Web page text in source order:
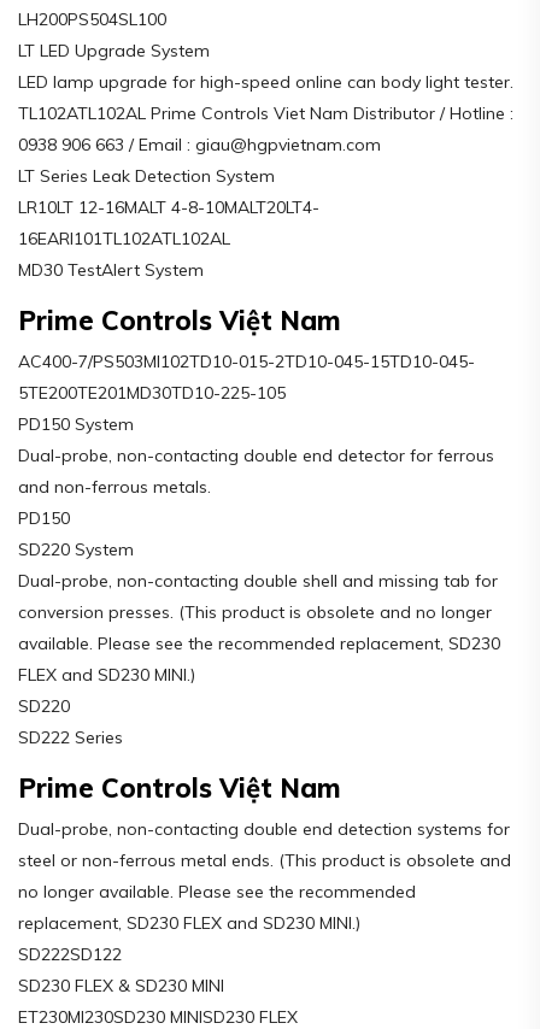
LH200PS504SL100
LT LED Upgrade System
LED lamp upgrade for high-speed online can body light tester.
TL102ATL102AL Prime Controls Viet Nam Distributor / Hotline :
0938 906 663 / Email : giau@hgpvietnam.com
LT Series Leak Detection System
LR10LT 12-16MALT 4-8-10MALT20LT4-
16EARI101TL102ATL102AL
MD30 TestAlert System
Prime Controls Việt Nam
AC400-7/PS503MI102TD10-015-2TD10-045-15TD10-045-
5TE200TE201MD30TD10-225-105
PD150 System
Dual-probe, non-contacting double end detector for ferrous
and non-ferrous metals.
PD150
SD220 System
Dual-probe, non-contacting double shell and missing tab for
conversion presses. (This product is obsolete and no longer
available. Please see the recommended replacement, SD230
FLEX and SD230 MINI.)
SD220
SD222 Series
Prime Controls Việt Nam
Dual-probe, non-contacting double end detection systems for
steel or non-ferrous metal ends. (This product is obsolete and
no longer available. Please see the recommended
replacement, SD230 FLEX and SD230 MINI.)
SD222SD122
SD230 FLEX & SD230 MINI
ET230MI230SD230 MINISD230 FLEX